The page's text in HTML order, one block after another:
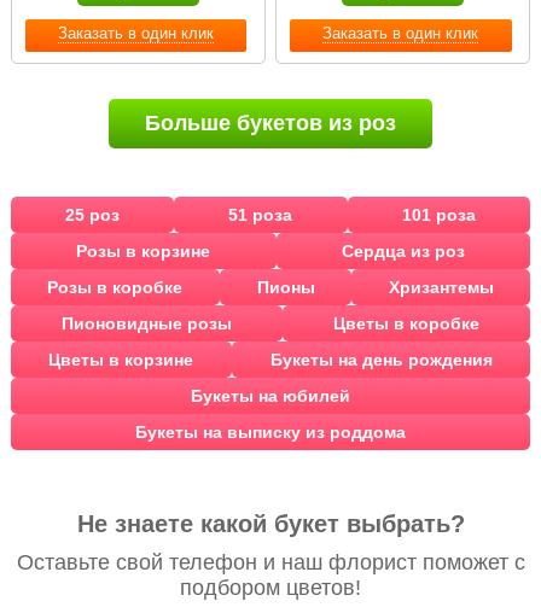
Заказать в один клик Заказать в один клик
Больше букетов из роз
25 роз 51 роза
101 роза
Розы в корзине
Сердца из роз
Розы в коробке
Пионы
Хризантемы
Пионовидные розы
Цветы в коробке
Цветы в корзине
Букеты на день рождения
Букеты на юбилей
Букеты на выписку из роддома
Не знаете какой букет выбрать?
Оставьте свой телефон и наш флорист поможет с
подбором цветов!